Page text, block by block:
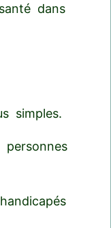
dans
simples.